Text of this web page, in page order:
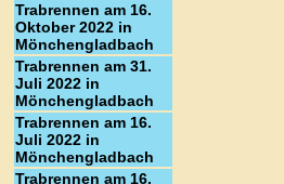
Trabrennen am 16.
Oktober 2022 in
Mönchengladbach
Trabrennen am 31.
Juli 2022 in
Mönchengladbach
Trabrennen am 16.
Juli 2022 in
Mönchengladbach
Trabrennen am 16.